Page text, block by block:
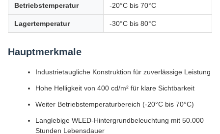
Betriebstemperatur -20°C bis 70°C
Lagertemperatur -30°C bis 80°C
Hauptmerkmale
Industrietaugliche Konstruktion für zuverlässige Leistung
Hohe Helligkeit von 400 cd/m² für klare Sichtbarkeit
Weiter Betriebstemperaturbereich (-20°C bis 70°C)
Langlebige WLED-Hintergrundbeleuchtung mit 50.000
Stunden Lebensdauer